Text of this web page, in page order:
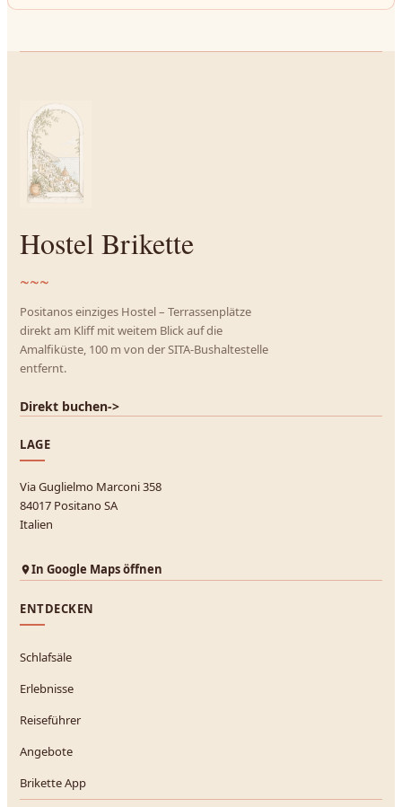
Hostel Brikette
~~~
Positanos einziges Hostel – Terrassenplätze
direkt am Kliff mit weitem Blick auf die
Amalfiküste, 100 m von der SITA-Bushaltestelle
entfernt.
Direkt buchen->
LAGE
Via Guglielmo Marconi 358
84017 Positano SA
Italien
In Google Maps öffnen
ENTDECKEN
Schlafsäle
Erlebnisse
Reiseführer
Angebote
Brikette App